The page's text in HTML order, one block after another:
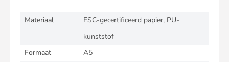
Materiaal
FSC-gecertificeerd papier, PU-
kunststof
Formaat
A5